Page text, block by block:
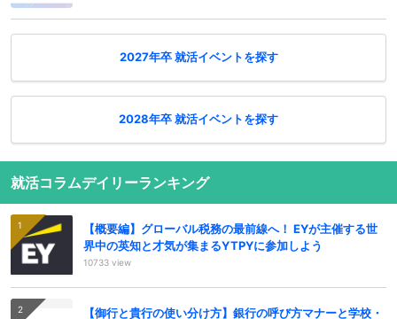
2027年卒 就活イベントを探す
2028年卒 就活イベントを探す
就活コラムデイリーランキング
【概要編】グローバル税務の最前線へ！ EYが主催する世
界中の英知と才気が集まるYTPYに参加しよう
10733 view
【御行と貴行の使い分け方】銀行の呼び方マナーと学校・